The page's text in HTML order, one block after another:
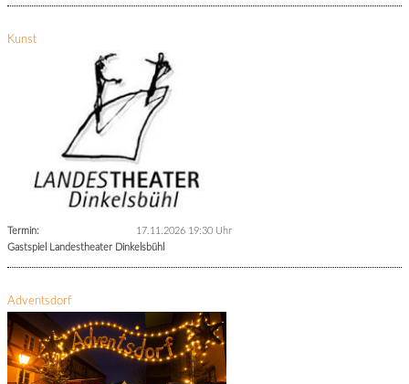
Kunst
Termin:
17.11.2026 19:30 Uhr
Gastspiel Landestheater Dinkelsbühl
Adventsdorf